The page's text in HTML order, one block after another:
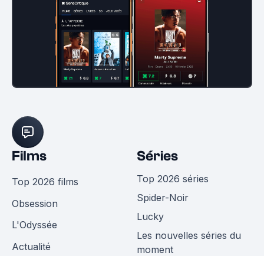
Films
Top 2026 films
Obsession
L'Odyssée
Actualité
Séries
Top 2026 séries
Spider-Noir
Lucky
Les nouvelles séries du
moment